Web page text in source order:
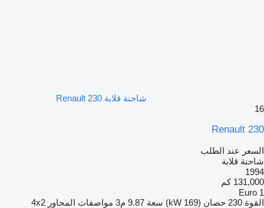
شاحنة قلابة Renault 230
16
Renault 230
السعر عند الطلب
شاحنة قلابة
1994
131,000 كم
Euro 1
القوة 230 حصان (169 kW) سعة 9.87 م3 مواصفات المحاور 4x2